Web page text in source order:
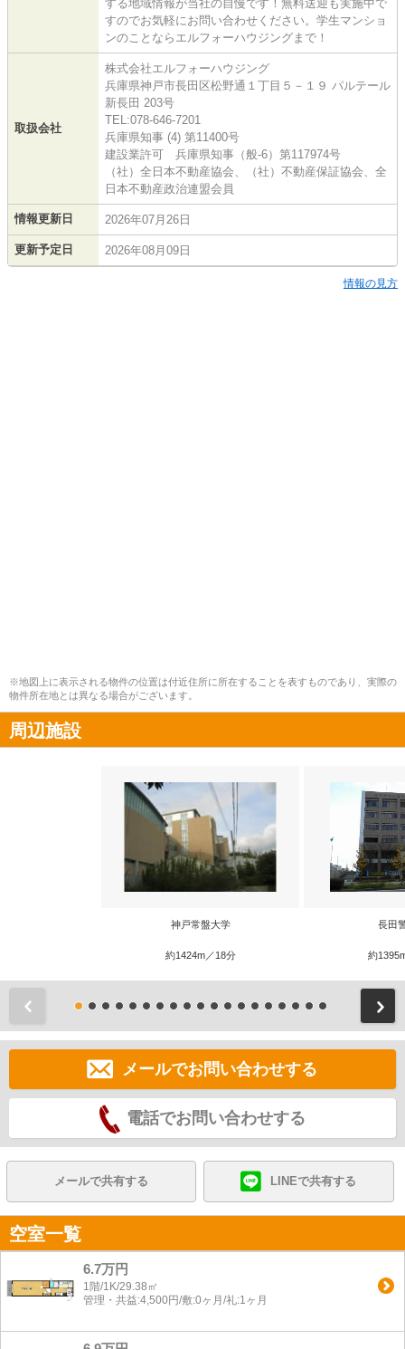
する地域情報が当社の自慢です！無料送迎も実施中で
すのでお気軽にお問い合わせください。学生マンショ
ンのことならエルフォーハウジングまで！
取扱会社
株式会社エルフォーハウジング
兵庫県神戸市長田区松野通１丁目５－１９ パルテール
新長田 203号
TEL:078-646-7201
兵庫県知事 (4) 第11400号
建設業許可 兵庫県知事（般-6）第117974号
（社）全日本不動産協会、（社）不動産保証協会、全
日本不動産政治連盟会員
情報更新日 2026年07月26日
更新予定日 2026年08月09日
情報の見方
※地図上に表示される物件の位置は付近住所に所在することを表すものであり、実際の
物件所在地とは異なる場合がございます。
周辺施設
神戸常盤大学
約1424m／18分
長田
約
メールでお問い合わせする
電話でお問い合わせする
メールで共有する LINEで共有する
空室一覧
6.7万円
1階/1K/29.38㎡
管理・共益:4,500円/敷:0ヶ月/礼:1ヶ月